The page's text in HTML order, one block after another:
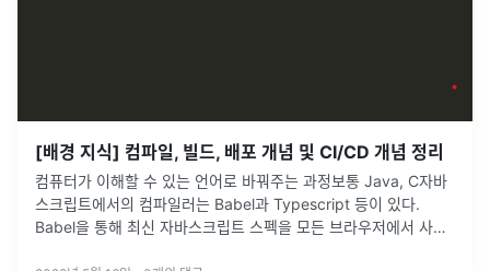
[배경 지식] 컴파일, 빌드, 배포 개념 및 CI/CD 개념 정리
컴퓨터가 이해할 수 있는 언어로 바꿔주는 과정보통 Java, C자바
스크립트에서의 컴파일러는 Babel과 Typescript 등이 있다.
Babel을 통해 최신 자바스크립트 스펙을 모든 브라우저에서 사용